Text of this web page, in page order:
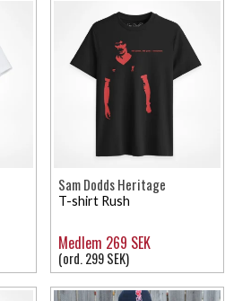
Sam Dodds Heritage
T-shirt Rush
Medlem 269 SEK
(ord. 299 SEK)